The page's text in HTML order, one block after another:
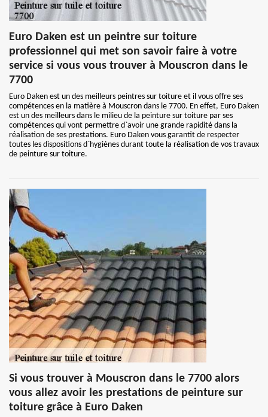
Euro Daken est un peintre sur toiture
professionnel qui met son savoir faire à votre
service si vous vous trouver à Mouscron dans le
7700
Euro Daken est un des meilleurs peintres sur toiture et il vous offre ses
compétences en la matière à Mouscron dans le 7700. En effet, Euro Daken
est un des meilleurs dans le milieu de la peinture sur toiture par ses
compétences qui vont permettre d`avoir une grande rapidité dans la
réalisation de ses prestations. Euro Daken vous garantit de respecter
toutes les dispositions d`hygiènes durant toute la réalisation de vos travaux
de peinture sur toiture.
Si vous trouver à Mouscron dans le 7700 alors
vous allez avoir les prestations de peinture sur
toiture grâce à Euro Daken